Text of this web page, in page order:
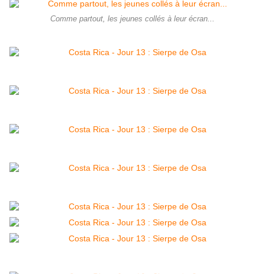
Comme partout, les jeunes collés à leur écran...